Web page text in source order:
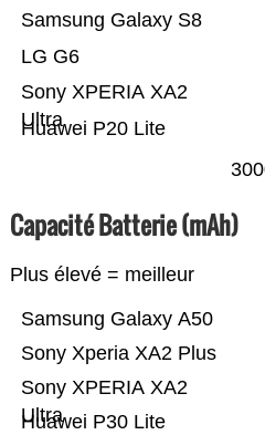
Huawei P20 Lite
Sony XPERIA XA2
Ultra
LG G6
Samsung Galaxy S8
Capacité Batterie (mAh)
Plus élevé = meilleur
Huawei P30 Lite
Sony XPERIA XA2
Ultra
Sony Xperia XA2 Plus
Samsung Galaxy A50